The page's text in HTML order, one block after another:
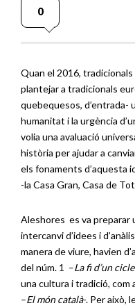
0
Quan el 2016, tradicionals
plantejar a tradicionals
quebequesos, d’entrada-
humanitat i la urgència
volia una avaluació
història per ajudar a
els fonaments d’aquesta
-la Casa Gran, Casa de
Aleshores es va preparar
intercanvi d’idees i
manera de viure, havien
del núm. 1 –La fi d’un cicle
una cultura i tradició, com
–El món català-. Per això,